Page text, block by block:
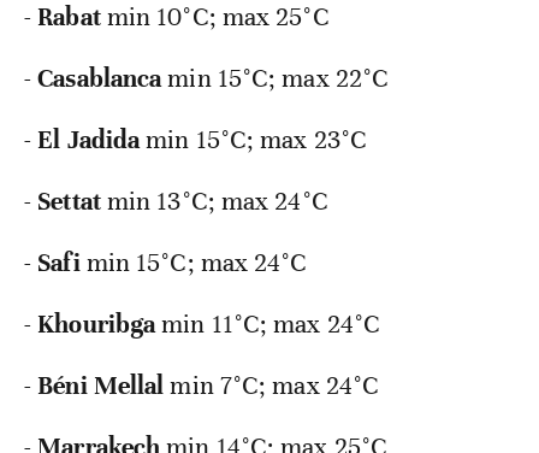
-Rabatmin 10°C; max 25°C
-Casablancamin 15°C; max 22°C
-El Jadidamin 15°C; max 23°C
- Settatmin 13°C; max 24°C
- Safimin 15°C; max 24°C
-Khouribgamin 11°C; max 24°C
-Béni Mellalmin 7°C; max 24°C